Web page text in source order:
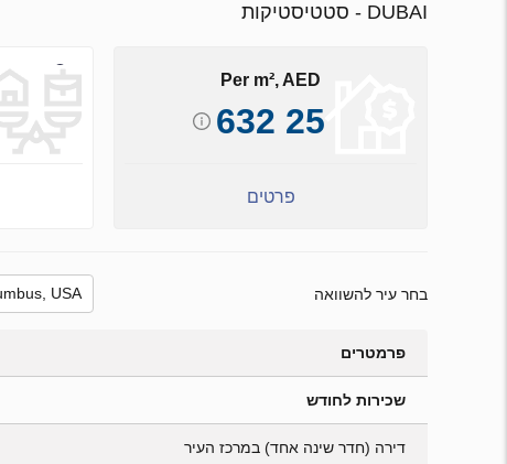
DUBAI - סטטיסטיקות
Per m², AED
25 632
פרטים
בחר עיר להשוואה
פרמטרים
שכירות לחודש
דירה (חדר שינה אחד) במרכז העיר